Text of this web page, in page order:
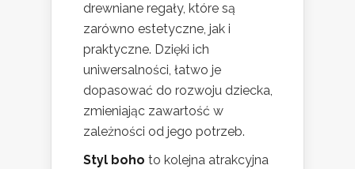
drewniane regały, które są
zarówno estetyczne, jak i
praktyczne. Dzięki ich
uniwersalności, łatwo je
dopasować do rozwoju dziecka,
zmieniając zawartość w
zależności od jego potrzeb.
Styl boho to kolejna atrakcyjna